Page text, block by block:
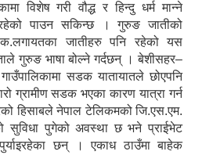
विशेष गरी वौद्ध र हिन्दु धर्म मान्ने
रहेको पाउन सकिन्छ । गुरुङ जातीको
जातीहरु पनि रहेको यस
गुरुङ भाषा बोल्ने गर्दछन् । बेशीसहर–
सडक यातायातले छोएपनि
ग्रामीण सडक भएका कारण यात्रा गर्न
हिसाबले नेपाल टेलिकमको जि.एस.एम.
सुविधा पुगेको अवस्था छ भने प्राईभेट
छन् । एकाध ठाउँमा बाहेक